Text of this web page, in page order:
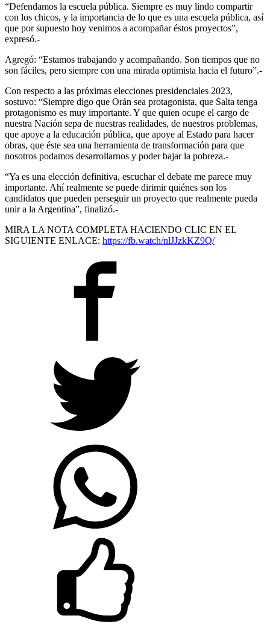
“Defendamos la escuela pública. Siempre es muy lindo compartir
con los chicos, y la importancia de lo que es una escuela pública, así
que por supuesto hoy venimos a acompañar éstos proyectos”,
expresó.-
Agregó: “Estamos trabajando y acompañando. Son tiempos que no
son fáciles, pero siempre con una mirada optimista hacia el futuro”.-
Con respecto a las próximas elecciones presidenciales 2023,
sostuvo: “Siempre digo que Orán sea protagonista, que Salta tenga
protagonismo es muy importante. Y que quien ocupe el cargo de
nuestra Nación sepa de nuestras realidades, de nuestros problemas,
que apoye a la educación pública, que apoye al Estado para hacer
obras, que éste sea una herramienta de transformación para que
nosotros podamos desarrollarnos y poder bajar la pobreza.-
“Ya es una elección definitiva, escuchar el debate me parece muy
importante. Ahí realmente se puede dirimir quiénes son los
candidatos que pueden perseguir un proyecto que realmente pueda
unir a la Argentina”, finalizó.-
MIRA LA NOTA COMPLETA HACIENDO CLIC EN EL
SIGUIENTE ENLACE: https://fb.watch/nlJJzkKZ9Q/